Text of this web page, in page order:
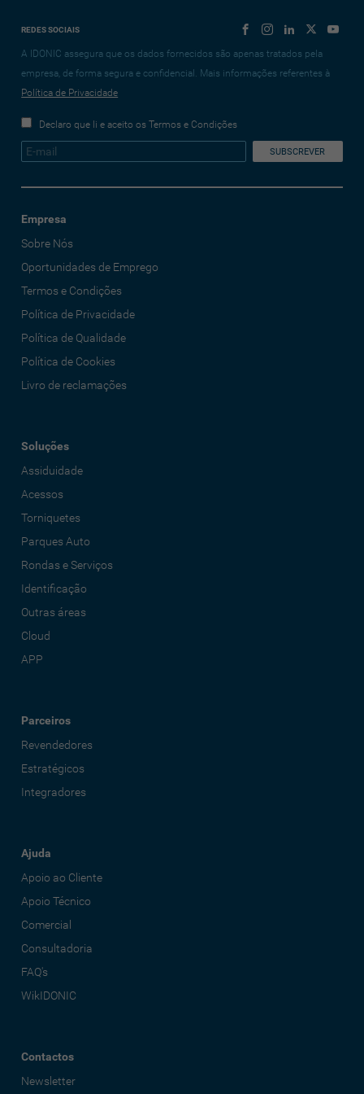
REDES SOCIAIS
A IDONIC assegura que os dados fornecidos são apenas tratados pela
empresa, de forma segura e confidencial. Mais informações referentes à
Política de Privacidade
Declaro que li e aceito os Termos e Condições
Empresa
Sobre Nós
Oportunidades de Emprego
Termos e Condições
Política de Privacidade
Política de Qualidade
Política de Cookies
Livro de reclamações
Soluções
Assiduidade
Acessos
Torniquetes
Parques Auto
Rondas e Serviços
Identificação
Outras áreas
Cloud
APP
Parceiros
Revendedores
Estratégicos
Integradores
Ajuda
Apoio ao Cliente
Apoio Técnico
Comercial
Consultadoria
FAQ's
WikIDONIC
Contactos
Newsletter